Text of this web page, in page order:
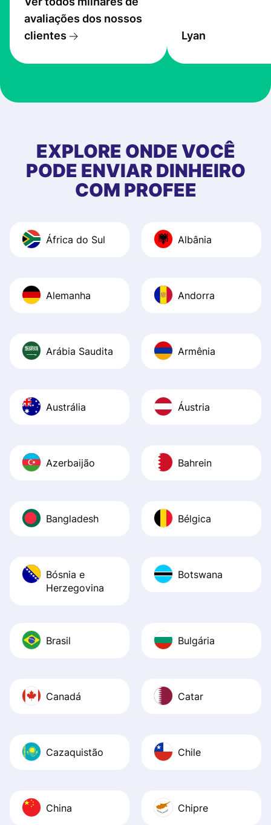
avaliações dos nossos
clientes
the exchange
at Profee is very
first started
app, and they
quick to provide
and helpful
Recommend it!
Lyan
EXPLORE ONDE VOCÊ
PODE ENVIAR DINHEIRO
COM PROFEE
África do Sul Albânia
Alemanha Andorra
Arábia Saudita Armênia
Austrália Áustria
Azerbaijão Bahrein
Bangladesh Bélgica
Bósnia e
Herzegovina
Botswana
Brasil Bulgária
Canadá Catar
Cazaquistão Chile
China Chipre